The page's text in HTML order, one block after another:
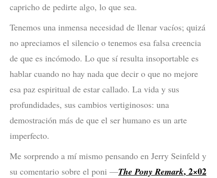
capricho de pedirte algo, lo que sea.
Tenemos una inmensa necesidad de llenar vacíos; quizá
no apreciamos el silencio o tenemos esa falsa creencia
de que es incómodo. Lo que sí resulta insoportable es
hablar cuando no hay nada que decir o que no mejore
esa paz espiritual de estar callado. La vida y sus
profundidades, sus cambios vertiginosos: una
demostración más de que el ser humano es un arte
imperfecto.
Me sorprendo a mí mismo pensando en Jerry Seinfeld y
su comentario sobre el poni —The Pony Remark, 2×02